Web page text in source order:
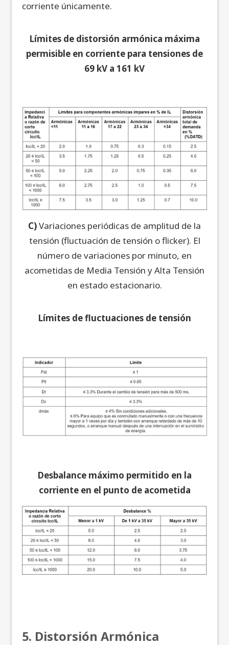
corriente únicamente.
Límites de distorsión armónica máxima
permisible en corriente para tensiones de
69 kV a 161 kV
C)Variaciones periódicas de amplitud de la
tensión (fluctuación de tensión o flicker). El
número de variaciones por minuto, en
acometidas de Media Tensión y Alta Tensión
en estado estacionario.
Límites de fluctuaciones de tensión
Desbalance máximo permitido en la
corriente en el punto de acometida
5. Distorsión Armónica